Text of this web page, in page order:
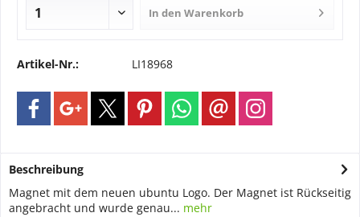
In den Warenkorb
Artikel-Nr.: LI18968
Beschreibung
Magnet mit dem neuen ubuntu Logo. Der Magnet ist Rückseitig
angebracht und wurde genau... mehr